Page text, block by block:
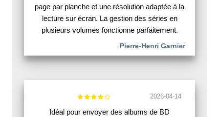
page par planche et une résolution adaptée à la
lecture sur écran. La gestion des séries en
plusieurs volumes fonctionne parfaitement.
Pierre-Henri Garnier
2026-04-14
Idéal pour envoyer des albums de BD